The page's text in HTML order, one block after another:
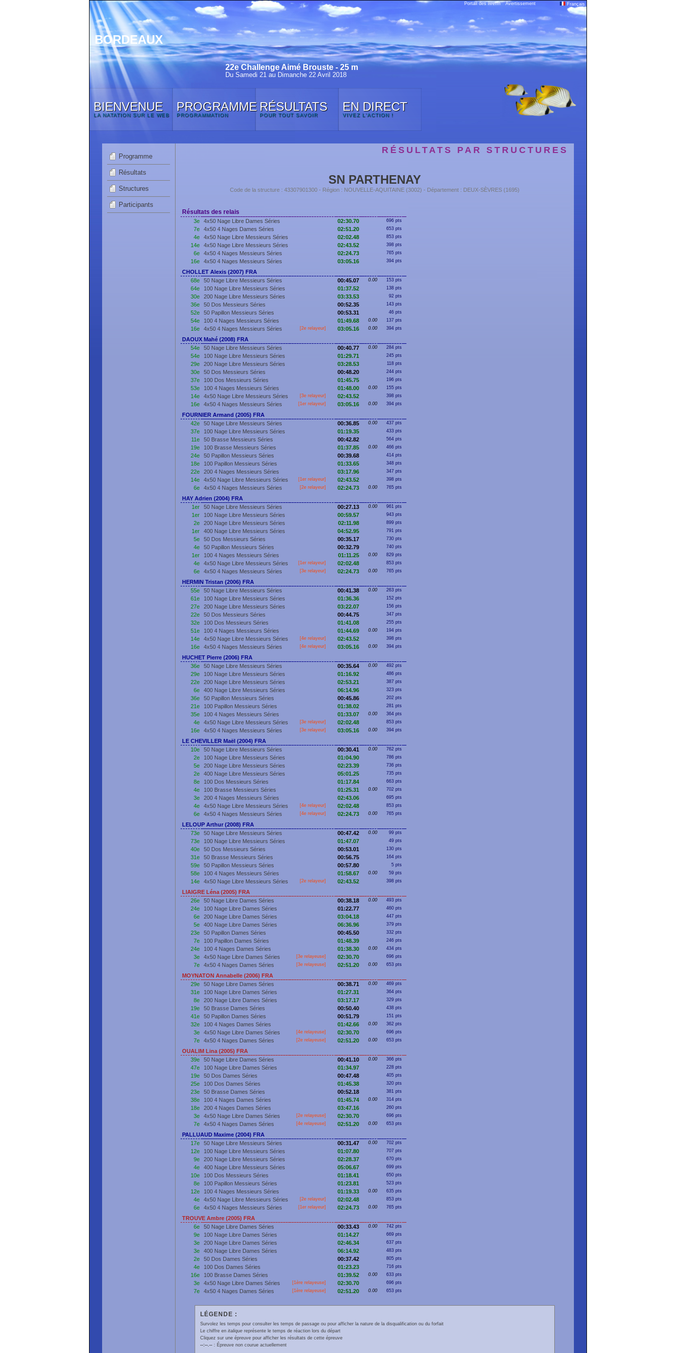
Portail des liveffn Avertissement Français
BORDEAUX
22e Challenge Aimé Brouste - 25 m
Du Samedi 21 au Dimanche 22 Avril 2018
BIENVENUE
LA NATATION SUR LE WEB
PROGRAMME
PROGRAMMATION
RÉSULTATS
POUR TOUT SAVOIR
EN DIRECT
VIVEZ L'ACTION !
Programme
Résultats
Structures
Participants
RÉSULTATS PAR STRUCTURES
SN PARTHENAY
Code de la structure : 43307901300 - Région : NOUVELLE-AQUITAINE (3002) - Département : DEUX-SÈVRES (1695)
Résultats des relais
3e 4x50 Nage Libre Dames Séries 02:30.70 696 pts
7e 4x50 4 Nages Dames Séries 02:51.20 653 pts
4e 4x50 Nage Libre Messieurs Séries 02:02.48 853 pts
14e 4x50 Nage Libre Messieurs Séries 02:43.52 398 pts
6e 4x50 4 Nages Messieurs Séries 02:24.73 765 pts
16e 4x50 4 Nages Messieurs Séries 03:05.16 394 pts
CHOLLET Alexis (2007) FRA
68e
50 Nage Libre Messieurs Séries 00:45.07 0.00 153 pts
64e 100 Nage Libre Messieurs Séries 01:37.52 138 pts
30e 200 Nage Libre Messieurs Séries 03:33.53 92 pts
36e 50 Dos Messieurs Séries 00:52.35 143 pts
52e 50 Papillon Messieurs Séries 00:53.31 46 pts
54e 100 4 Nages Messieurs Séries 01:49.68 0.00 137 pts
16e 4x50 4 Nages Messieurs Séries [2e relayeur] 03:05.16 0.00 394 pts
DAOUX Mahé (2008) FRA
54e
50 Nage Libre Messieurs Séries 00:40.77 0.00 284 pts
54e 100 Nage Libre Messieurs Séries 01:29.71 245 pts
29e 200 Nage Libre Messieurs Séries 03:28.53 118 pts
30e 50 Dos Messieurs Séries 00:48.20 244 pts
37e 100 Dos Messieurs Séries 01:45.75 196 pts
53e 100 4 Nages Messieurs Séries 01:48.00 0.00 155 pts
14e 4x50 Nage Libre Messieurs Séries [3e relayeur] 02:43.52 398 pts
16e 4x50 4 Nages Messieurs Séries [1er relayeur] 03:05.16 0.00 394 pts
FOURNIER Armand (2005) FRA
42e
50 Nage Libre Messieurs Séries 00:36.85 0.00 437 pts
37e 100 Nage Libre Messieurs Séries 01:19.35 433 pts
11e 50 Brasse Messieurs Séries 00:42.82 564 pts
19e 100 Brasse Messieurs Séries 01:37.85 0.00 466 pts
24e 50 Papillon Messieurs Séries 00:39.68 414 pts
18e 100 Papillon Messieurs Séries 01:33.65 348 pts
22e 200 4 Nages Messieurs Séries 03:17.96 347 pts
14e 4x50 Nage Libre Messieurs Séries [1er relayeur] 02:43.52 398 pts
6e 4x50 4 Nages Messieurs Séries [2e relayeur] 02:24.73 0.00 765 pts
HAY Adrien (2004) FRA
1er
50 Nage Libre Messieurs Séries 00:27.13 0.00 961 pts
1er 100 Nage Libre Messieurs Séries 00:59.57 943 pts
2e 200 Nage Libre Messieurs Séries 02:11.98 899 pts
1er 400 Nage Libre Messieurs Séries 04:52.95 791 pts
5e 50 Dos Messieurs Séries 00:35.17 730 pts
4e 50 Papillon Messieurs Séries 00:32.79 740 pts
1er 100 4 Nages Messieurs Séries 01:11.25 0.00 829 pts
4e 4x50 Nage Libre Messieurs Séries [1er relayeur] 02:02.48 853 pts
6e 4x50 4 Nages Messieurs Séries [3e relayeur] 02:24.73 0.00 765 pts
HERMIN Tristan (2006) FRA
55e
50 Nage Libre Messieurs Séries 00:41.38 0.00 263 pts
61e 100 Nage Libre Messieurs Séries 01:36.36 152 pts
27e 200 Nage Libre Messieurs Séries 03:22.07 156 pts
22e 50 Dos Messieurs Séries 00:44.75 347 pts
32e 100 Dos Messieurs Séries 01:41.08 255 pts
51e 100 4 Nages Messieurs Séries 01:44.69 0.00 194 pts
14e 4x50 Nage Libre Messieurs Séries [4e relayeur] 02:43.52 398 pts
16e 4x50 4 Nages Messieurs Séries [4e relayeur] 03:05.16 0.00 394 pts
HUCHET Pierre (2006) FRA
36e
50 Nage Libre Messieurs Séries 00:35.64 0.00 492 pts
29e 100 Nage Libre Messieurs Séries 01:16.92 486 pts
22e 200 Nage Libre Messieurs Séries 02:53.21 387 pts
6e 400 Nage Libre Messieurs Séries 06:14.96 323 pts
36e 50 Papillon Messieurs Séries 00:45.86 202 pts
21e 100 Papillon Messieurs Séries 01:38.02 281 pts
35e 100 4 Nages Messieurs Séries 01:33.07 0.00 364 pts
4e 4x50 Nage Libre Messieurs Séries [3e relayeur] 02:02.48 853 pts
16e 4x50 4 Nages Messieurs Séries [3e relayeur] 03:05.16 0.00 394 pts
LE CHEVILLER Maël (2004) FRA
10e
50 Nage Libre Messieurs Séries 00:30.41 0.00 762 pts
2e 100 Nage Libre Messieurs Séries 01:04.90 786 pts
5e 200 Nage Libre Messieurs Séries 02:23.39 736 pts
2e 400 Nage Libre Messieurs Séries 05:01.25 735 pts
8e 100 Dos Messieurs Séries 01:17.84 663 pts
4e 100 Brasse Messieurs Séries 01:25.31 0.00 702 pts
3e 200 4 Nages Messieurs Séries 02:43.06 695 pts
4e 4x50 Nage Libre Messieurs Séries [4e relayeur] 02:02.48 853 pts
6e 4x50 4 Nages Messieurs Séries [4e relayeur] 02:24.73 0.00 765 pts
LELOUP Arthur (2008) FRA
73e
50 Nage Libre Messieurs Séries 00:47.42 0.00 99 pts
73e 100 Nage Libre Messieurs Séries 01:47.07 49 pts
40e 50 Dos Messieurs Séries 00:53.01 130 pts
31e 50 Brasse Messieurs Séries 00:56.75 164 pts
59e 50 Papillon Messieurs Séries 00:57.80 5 pts
58e 100 4 Nages Messieurs Séries 01:58.67 0.00 59 pts
14e 4x50 Nage Libre Messieurs Séries [2e relayeur] 02:43.52 398 pts
LIAIGRE Léna (2005) FRA
26e
50 Nage Libre Dames Séries 00:38.18 0.00 493 pts
24e 100 Nage Libre Dames Séries 01:22.77 460 pts
6e 200 Nage Libre Dames Séries 03:04.18 447 pts
5e 400 Nage Libre Dames Séries 06:36.96 379 pts
23e 50 Papillon Dames Séries 00:45.50 332 pts
7e 100 Papillon Dames Séries 01:48.39 246 pts
24e 100 4 Nages Dames Séries 01:38.30 0.00 434 pts
3e 4x50 Nage Libre Dames Séries [3e relayeuse] 02:30.70 696 pts
7e 4x50 4 Nages Dames Séries [3e relayeuse] 02:51.20 0.00 653 pts
MOYNATON Annabelle (2006) FRA
29e
50 Nage Libre Dames Séries 00:38.71 0.00 469 pts
31e 100 Nage Libre Dames Séries 01:27.31 364 pts
8e 200 Nage Libre Dames Séries 03:17.17 329 pts
19e 50 Brasse Dames Séries 00:50.40 438 pts
41e 50 Papillon Dames Séries 00:51.79 151 pts
32e 100 4 Nages Dames Séries 01:42.66 0.00 362 pts
3e 4x50 Nage Libre Dames Séries [4e relayeuse] 02:30.70 696 pts
7e 4x50 4 Nages Dames Séries [2e relayeuse] 02:51.20 0.00 653 pts
OUALIM Lina (2005) FRA
39e
50 Nage Libre Dames Séries 00:41.10 0.00 366 pts
47e 100 Nage Libre Dames Séries 01:34.97 228 pts
19e 50 Dos Dames Séries 00:47.48 405 pts
25e 100 Dos Dames Séries 01:45.38 320 pts
23e 50 Brasse Dames Séries 00:52.18 381 pts
38e 100 4 Nages Dames Séries 01:45.74 0.00 314 pts
18e 200 4 Nages Dames Séries 03:47.16 260 pts
3e 4x50 Nage Libre Dames Séries [2e relayeuse] 02:30.70 696 pts
7e 4x50 4 Nages Dames Séries [4e relayeuse] 02:51.20 0.00 653 pts
PALLUAUD Maxime (2004) FRA
17e
50 Nage Libre Messieurs Séries 00:31.47 0.00 702 pts
12e 100 Nage Libre Messieurs Séries 01:07.80 707 pts
9e 200 Nage Libre Messieurs Séries 02:28.37 670 pts
4e 400 Nage Libre Messieurs Séries 05:06.67 699 pts
10e 100 Dos Messieurs Séries 01:18.41 650 pts
8e 100 Papillon Messieurs Séries 01:23.81 523 pts
12e 100 4 Nages Messieurs Séries 01:19.33 0.00 635 pts
4e 4x50 Nage Libre Messieurs Séries [2e relayeur] 02:02.48 853 pts
6e 4x50 4 Nages Messieurs Séries [1er relayeur] 02:24.73 0.00 765 pts
TROUVE Ambre (2005) FRA
6e
50 Nage Libre Dames Séries 00:33.43 0.00 742 pts
9e 100 Nage Libre Dames Séries 01:14.27 669 pts
3e 200 Nage Libre Dames Séries 02:46.34 637 pts
3e 400 Nage Libre Dames Séries 06:14.92 483 pts
2e 50 Dos Dames Séries 00:37.42 805 pts
4e 100 Dos Dames Séries 01:23.23 716 pts
16e 100 Brasse Dames Séries 01:39.52 0.00 633 pts
3e 4x50 Nage Libre Dames Séries [1ère relayeuse] 02:30.70 696 pts
7e 4x50 4 Nages Dames Séries [1ère relayeuse] 02:51.20 0.00 653 pts
LÉGENDE :
Survolez les temps pour consulter les temps de passage ou pour afficher la nature de la disqualification ou du forfait
Le chiffre en italiquereprésente le temps de réaction lors du départ
Cliquez sur une épreuve pour afficher les résultats de cette épreuve
--:--.--: Épreuve non courue actuellement